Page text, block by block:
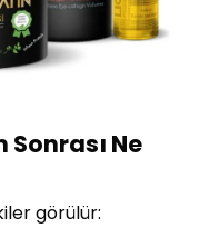
Sonrası Ne
görülür: